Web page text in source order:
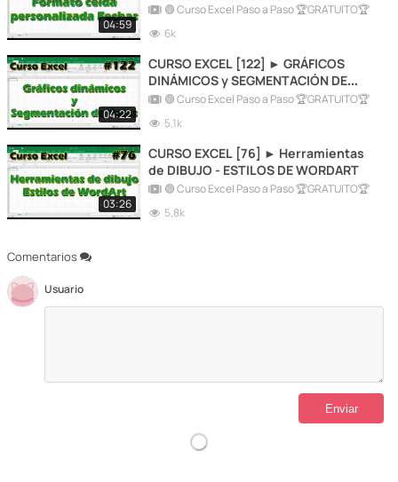
Comentarios
Usuario
04:59
🟢 Curso Excel Paso a Paso 🏆GRATUITO🏆
6k
04:22
CURSO EXCEL [122] ► GRÁFICOS
DINÁMICOS y SEGMENTACIÓN DE
DATOS
🟢 Curso Excel Paso a Paso 🏆GRATUITO🏆
5,1k
03:26
CURSO EXCEL [76] ► Herramientas
de DIBUJO - ESTILOS DE WORDART
🟢 Curso Excel Paso a Paso 🏆GRATUITO🏆
5,8k